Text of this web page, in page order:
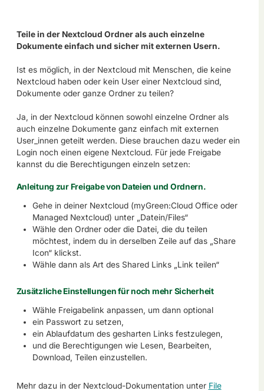
Teile in der Nextcloud Ordner als auch einzelne
Dokumente einfach und sicher mit externen Usern.
Ist es möglich, in der Nextcloud mit Menschen, die keine
Nextcloud haben oder kein User einer Nextcloud sind,
Dokumente oder ganze Ordner zu teilen?
Ja, in der Nextcloud können sowohl einzelne Ordner als
auch einzelne Dokumente ganz einfach mit externen
User_innen geteilt werden. Diese brauchen dazu weder ein
Login noch einen eigene Nextcloud. Für jede Freigabe
kannst du die Berechtigungen einzeln setzen:
Anleitung zur Freigabe von Dateien und Ordnern.
Gehe in deiner Nextcloud (myGreen:Cloud Office oder
Managed Nextcloud) unter „Datein/Files“
Wähle den Ordner oder die Datei, die du teilen
möchtest, indem du in derselben Zeile auf das „Share
Icon“ klickst.
Wähle dann als Art des Shared Links „Link teilen“
Zusätzliche Einstellungen für noch mehr Sicherheit
Wähle Freigabelink anpassen, um dann optional
ein Passwort zu setzen,
ein Ablaufdatum des gesharten Links festzulegen,
und die Berechtigungen wie Lesen, Bearbeiten,
Download, Teilen einzustellen.
Mehr dazu in der Nextcloud-Dokumentation unter File